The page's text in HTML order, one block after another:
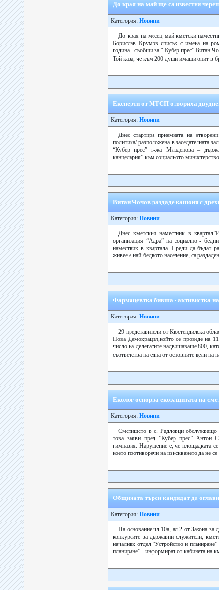
До края на май ще са известни
Категория: Новини
До края на месец май кметски
Борислав Крумов списък с имена на
година - съобщи за “ Кубер прес” Витан
Той каза, че към 200 души имащи опит в
Експерти от МТСП отвориха
Категория: Новини
Днес стартира приемната на
политика/ разположена в заседателната
“Кубер прес” г-жа Младенова –
канцелария” към социалното
Витан Чочов раздаде кашони с
Категория: Новини
Днес кметския наместник в
организация “Адра” на социално -
наместник в квартала. Преди да бъдат
живее е най-бедното население, са
Фармацевтка бивша - активистка
Категория: Новини
29 представители от Кюстендилска
Нова Демокрация,който се проведе на
число на делегатите надвишаваше 800,
съответства на една от основните цели на
Еколог оспорва екозащитата на
Категория: Новини
Сметището в с. Радловци обслужващо
това заяви пред ”Кубер прес” Антон
гимназия. Нарушение е, че площадката
което противоречи на изискването да не
Общината търси кандидат да
Категория: Новини
На основание чл.10а, ал.2 от Закона за
конкурсите за държавни служители,
началник-отдел ”Устройство и
планиране” - информират от кабинета на